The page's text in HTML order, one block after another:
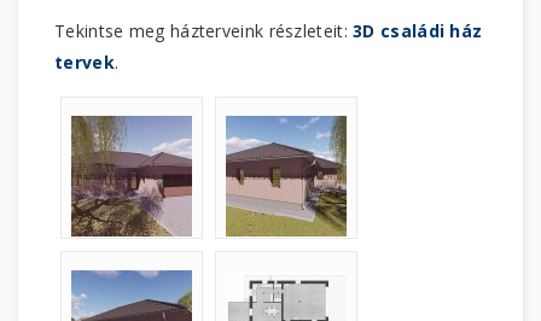
Tekintse meg házterveink részleteit:3D családi ház
tervek.